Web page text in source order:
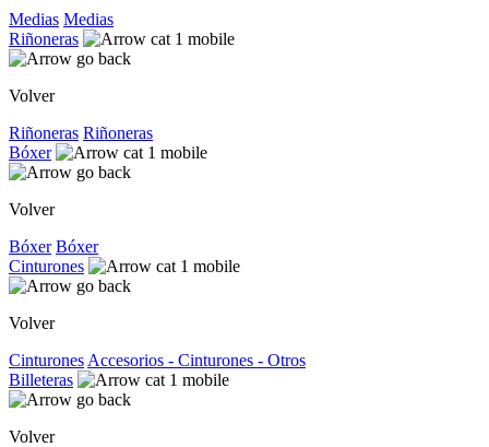
Medias Medias
Riñoneras
Volver
Riñoneras Riñoneras
Bóxer
Volver
Bóxer Bóxer
Cinturones
Volver
Cinturones Accesorios - Cinturones - Otros
Billeteras
Volver